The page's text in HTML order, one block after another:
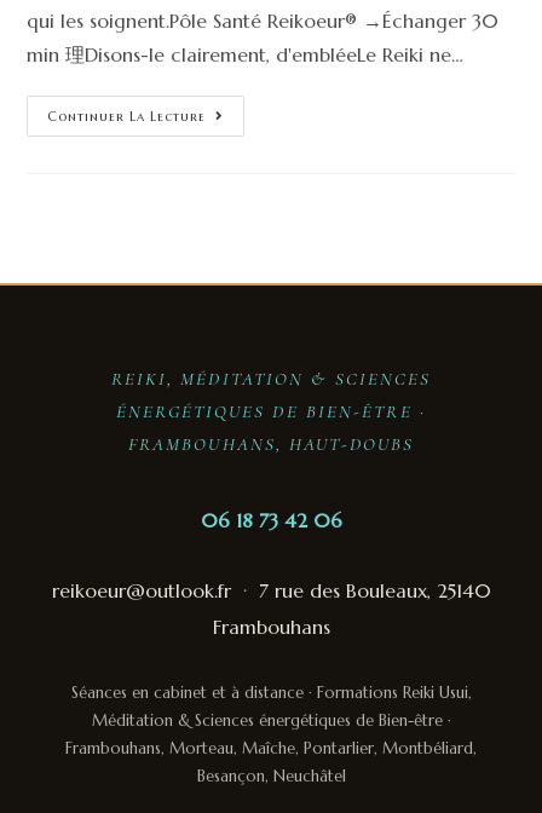
qui les soignent.Pôle Santé Reikoeur® →Échanger 30
min 理Disons-le clairement, d'embléeLe Reiki ne…
Continuer La Lecture
REIKI, MÉDITATION & SCIENCES
ÉNERGÉTIQUES DE BIEN-ÊTRE ·
FRAMBOUHANS, HAUT-DOUBS
06 18 73 42 06
reikoeur@outlook.fr · 7 rue des Bouleaux, 25140
Frambouhans
Séances en cabinet et à distance · Formations Reiki Usui,
Méditation & Sciences énergétiques de Bien-être ·
Frambouhans, Morteau, Maîche, Pontarlier, Montbéliard,
Besançon, Neuchâtel